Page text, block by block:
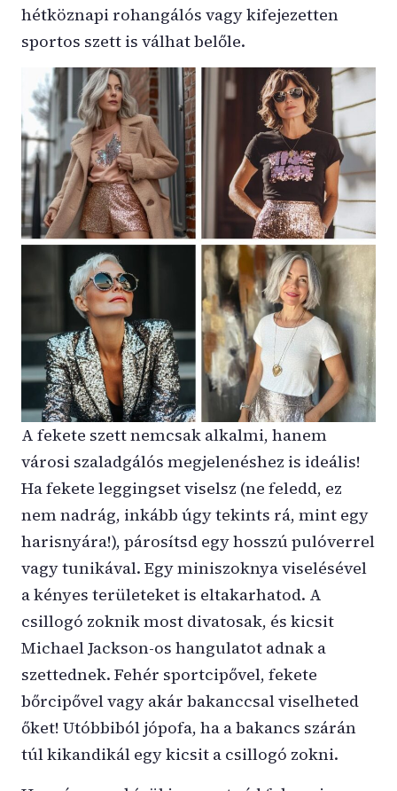
hétköznapi rohangálós vagy kifejezetten
sportos szett is válhat belőle.
A fekete szett nemcsak alkalmi, hanem
városi szaladgálós megjelenéshez is ideális!
Ha fekete leggingset viselsz (ne feledd, ez
nem nadrág, inkább úgy tekints rá, mint egy
harisnyára!), párosítsd egy hosszú pulóverrel
vagy tunikával. Egy miniszoknya viselésével
a kényes területeket is eltakarhatod. A
csillogó zoknik most divatosak, és kicsit
Michael Jackson-os hangulatot adnak a
szettednek. Fehér sportcipővel, fekete
bőrcipővel vagy akár bakanccsal viselheted
őket! Utóbbiból jópofa, ha a bakancs szárán
túl kikandikál egy kicsit a csillogó zokni.